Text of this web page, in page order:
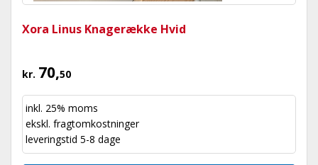
Xora Linus Knagerække Hvid
kr. 70,50
inkl. 25% moms
ekskl. fragtomkostninger
leveringstid 5-8 dage